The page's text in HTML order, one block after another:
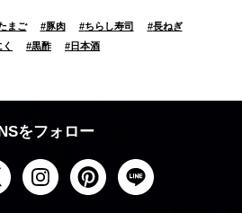
まご #豚肉 #ちらし寿司 #長ねぎ
#黒酢 # 日本酒
をフォロー